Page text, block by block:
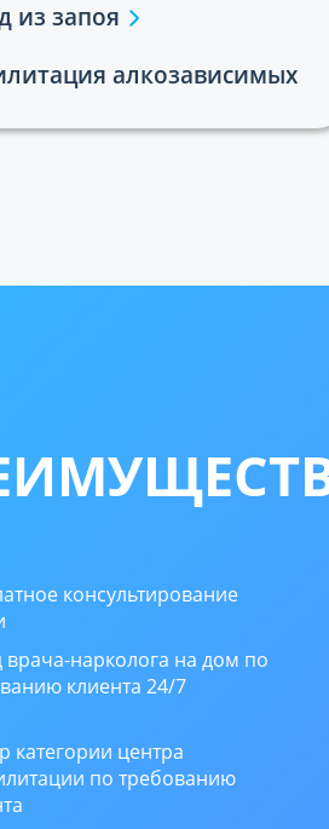
из запоя
алкозависимых
консультирование
врача-нарколога на дом по
клиента 24/7
категории центра
по требованию